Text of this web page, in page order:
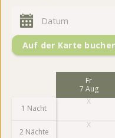
Auf der Karte
1 Nacht
2 Nächte
Fr
7 Aug